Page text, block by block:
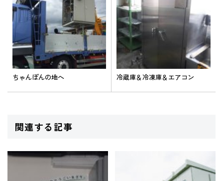
ちゃんぽんの地へ 冷蔵庫＆冷凍庫＆エアコン
関連する記事